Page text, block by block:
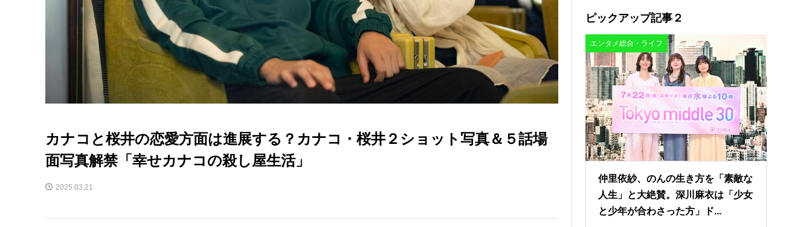
カナコと桜井の恋愛方面は進展する？カナコ・桜井２ショット写真＆５話場
面写真解禁「幸せカナコの殺し屋生活」
2025.03.21
ピックアップ記事２
エンタメ総合・ライフ
仲里依紗、のんの生き方を「素敵な
人生」と大絶賛。深川麻衣は「少女
と少年が合わさった方」ド...